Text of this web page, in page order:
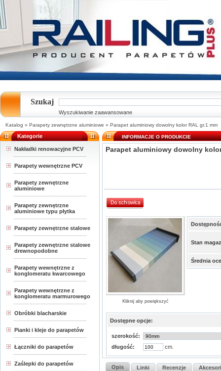
Szukaj
Wyszukiwanie zaawansowane
Katalog » Parapety zewnętrzne aluminiowe » Parapet aluminiowy dowolny kolor RAL gr.1 mm
Kategorie
Nakładki renowacyjne PCV
Parapety wewnętrzne PCV
Parapety zewnętrzne
aluminiowe
Parapety zewnętrzne
aluminiowe typu płytka
Parapety zewnętrzne stalowe
Parapety zewnętrzne stalowe
drewnopodobne
Parapety wewnętrzne z
konglomeratu kwarcowego
Parapety wewnętrzne z
konglomeratu marmurowego
Obróbki blacharskie
Pianki i kleje do parapetów
Łączniki do parapetów
Zaślepki do parapetów
INFORMACJE O PRODUKCIE
Parapet aluminiowy dowolny
Kliknij aby powiększyć
Stan
Średnia
Dostępne opcje:
szerokość:
długość:
cm.
Opis Linki Recenzje